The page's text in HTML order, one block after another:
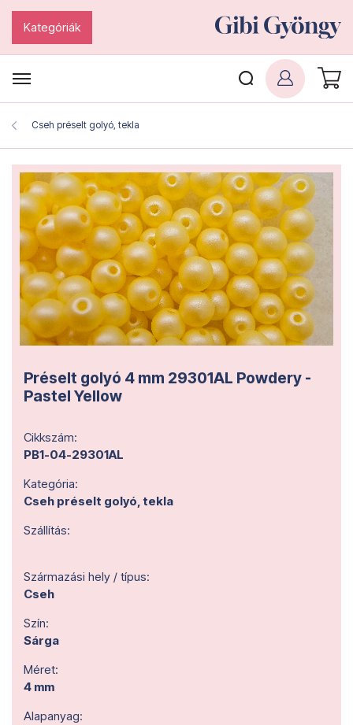
Kategóriák
Cseh préselt golyó, tekla
Préselt golyó 4 mm 29301AL Powdery -
Pastel Yellow
Cikkszám:
PB1-04-29301AL
Kategória:
Cseh préselt golyó, tekla
Szállítás:
Származási hely / típus:
Cseh
Szín:
Sárga
Méret:
4 mm
Alapanyag: